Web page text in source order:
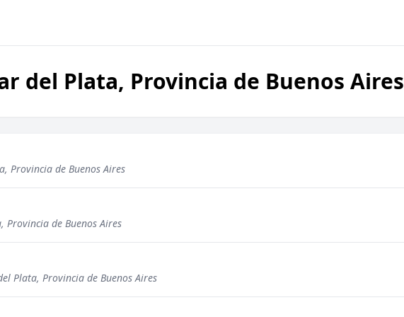
del Plata, Provincia de Buenos Aires
Provincia de Buenos Aires
Provincia de Buenos Aires
Plata, Provincia de Buenos Aires